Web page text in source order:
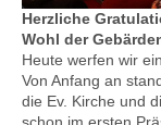
Herzliche
Wohl der
Heute werfen wir
Von Anfang an
die Ev. Kirche und